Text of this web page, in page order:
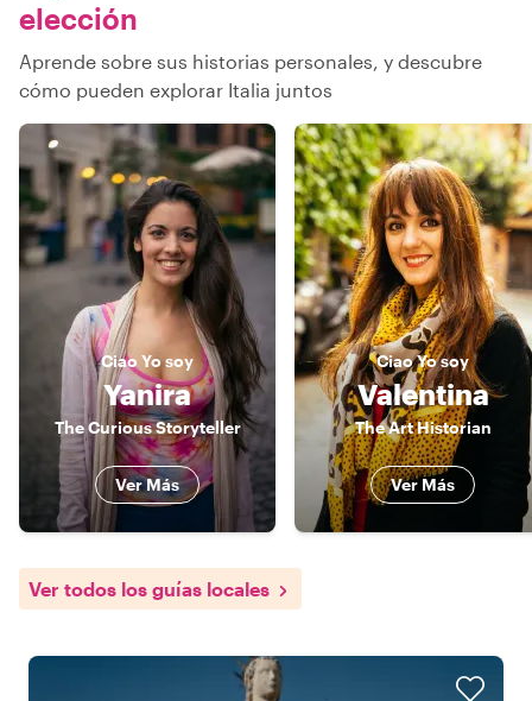
elección
Aprende sobre sus historias personales, y descubre
cómo pueden explorar Italia juntos
Ciao Yo soy
Yanira
The Curious Storyteller
Ver Más
CiaoYo soy
Valentina
The Art Historian
Ver Más
Ver todos los guías locales